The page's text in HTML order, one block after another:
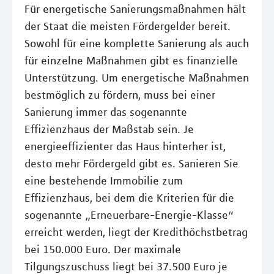
Für energetische Sanierungsmaßnahmen hält
der Staat die meisten Fördergelder bereit.
Sowohl für eine komplette Sanierung als auch
für einzelne Maßnahmen gibt es finanzielle
Unterstützung. Um energetische Maßnahmen
bestmöglich zu fördern, muss bei einer
Sanierung immer das sogenannte
Effizienzhaus der Maßstab sein. Je
energieeffizienter das Haus hinterher ist,
desto mehr Fördergeld gibt es. Sanieren Sie
eine bestehende Immobilie zum
Effizienzhaus, bei dem die Kriterien für die
sogenannte „Erneuerbare-Energie-Klasse“
erreicht werden, liegt der Kredithöchstbetrag
bei 150.000 Euro. Der maximale
Tilgungszuschuss liegt bei 37.500 Euro je